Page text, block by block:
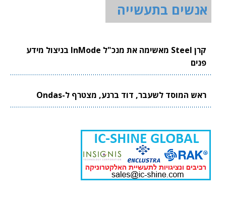
אנשים בתעשייה
קרן Steel מאשימה את מנכ"ל InMode בניצול מידע
פנים
ראש המוסד לשעבר, דוד ברנע, מצטרף ל-Ondas